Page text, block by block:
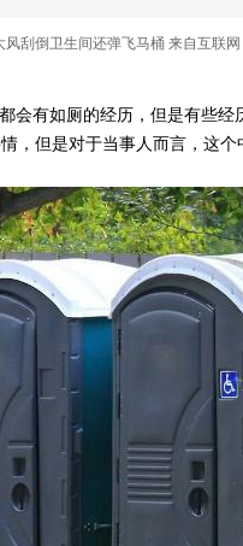
刮倒卫生间还弹飞马桶 来自互联
会有如厕的经历，但是有些
，但是对于当事人而言，这个